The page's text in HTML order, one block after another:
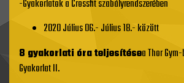
-Gyakorlatok a Crossfit szabályrendszerében
2020 Július 06.- Július 18.- között
8 gyakorlati óra teljesítésea Thor
Gyakorlat II.